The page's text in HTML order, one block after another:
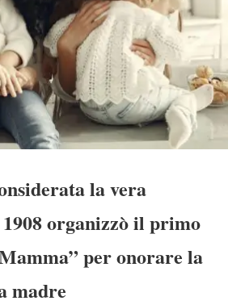
la vera
organizzò il primo
per onorare la
madre